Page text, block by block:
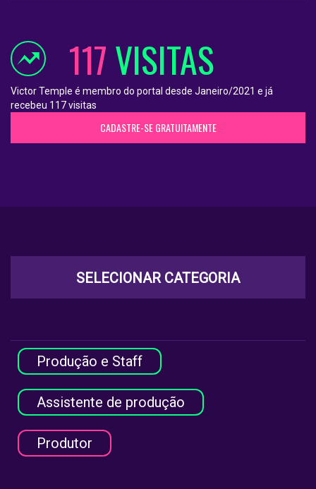
117VISITAS
Victor Temple é membro do portal desde Janeiro/2021 e já
recebeu 117 visitas
CADASTRE-SE GRATUITAMENTE
SELECIONAR CATEGORIA
Produção e Staff
Assistente de produção
Produtor